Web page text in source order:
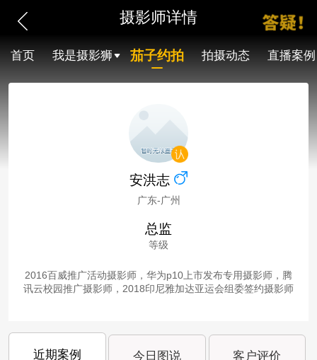
摄影师详情
首页 我是摄影狮 茄子约拍 拍摄动态 直播案例
安洪志
广东-广州
总监
等级
2016百威推广活动摄影师，华为p10上市发布专用摄影师，腾
讯云校园推广摄影师，2018印尼雅加达亚运会组委签约摄影师
近期案例 今日图说 客户评价